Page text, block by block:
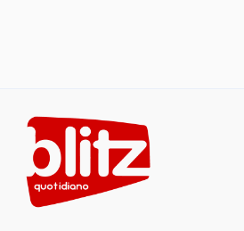
content